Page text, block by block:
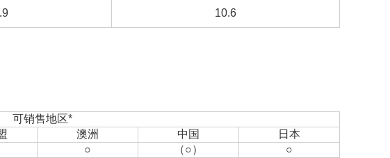
10.6
可销售地区*
澳洲 中国
日本
○ （○）
○